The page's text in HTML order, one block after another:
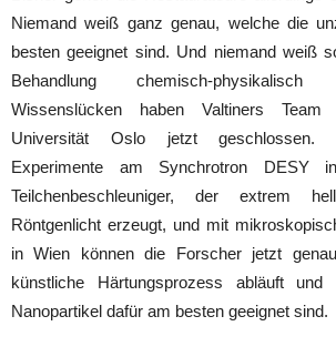
Niemand weiß ganz genau, welche die
besten geeignet sind. Und niemand weiß
Behandlung chemisch-
Wissenslücken haben Valtiners
Universität Oslo jetzt geschlossen.
Experimente am Synchrotron DESY
Teilchenbeschleuniger, der extrem
Röntgenlicht erzeugt, und mit
in Wien können die Forscher jetzt
künstliche Härtungsprozess abläuft und
Nanopartikel dafür am besten geeignet sind.